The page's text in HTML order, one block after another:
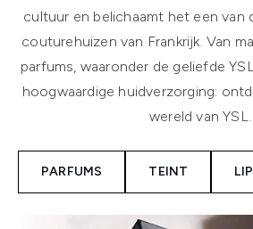
cultuur en belichaamt het een van
couturehuizen van Frankrijk. Van
parfums, waaronder de geliefde
hoogwaardige huidverzorging:
wereld van YSL.
PARFUMS TEINT